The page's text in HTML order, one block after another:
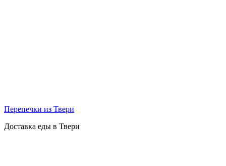
Перепечки из Твери
Доставка еды в Твери